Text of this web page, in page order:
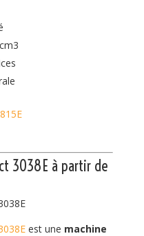
3038E à partir de
est une machine